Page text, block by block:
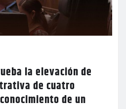
la elevación de
de cuatro
de un